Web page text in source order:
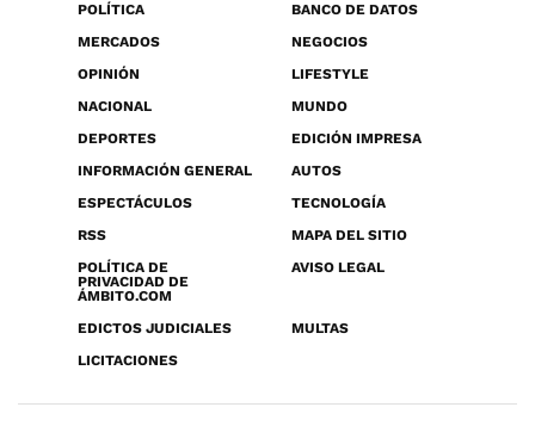
POLÍTICA
BANCO DE DATOS
MERCADOS
NEGOCIOS
OPINIÓN
LIFESTYLE
NACIONAL
MUNDO
DEPORTES
EDICIÓN IMPRESA
INFORMACIÓN GENERAL
AUTOS
ESPECTÁCULOS
TECNOLOGÍA
RSS
MAPA DEL SITIO
POLÍTICA DE
PRIVACIDAD DE
ÁMBITO.COM
AVISO LEGAL
EDICTOS JUDICIALES
MULTAS
LICITACIONES